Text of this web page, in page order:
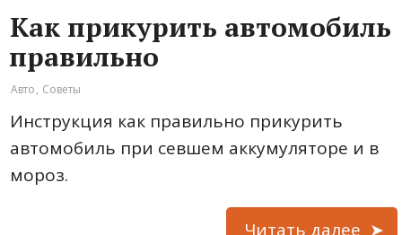
Как прикурить автомобиль
правильно
Авто, Советы
Инструкция как правильно прикурить
автомобиль при севшем аккумуляторе и в
мороз.
Читать далее